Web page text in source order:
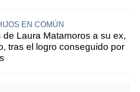
EN COMÚN
de Laura Matamoros a su ex,
tras el logro conseguido por